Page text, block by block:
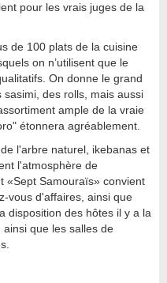
pour les vrais juges de la
de 100 plats de la cuisine
on n’utilisent que le
On donne le grand
des rolls, mais aussi
ample de la vraie
étonnera agréablement.
l'arbre naturel, ikebanas et
l'atmosphère de
«Sept Samouraïs» convient
vous d'affaires, ainsi que
disposition des hôtes il y a la
que les salles de